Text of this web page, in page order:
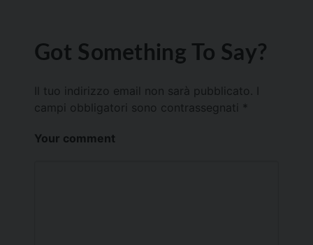
Got Something To Say?
Il tuo indirizzo email non sarà pubblicato.
campi obbligatori sono contrassegnati *
Your comment